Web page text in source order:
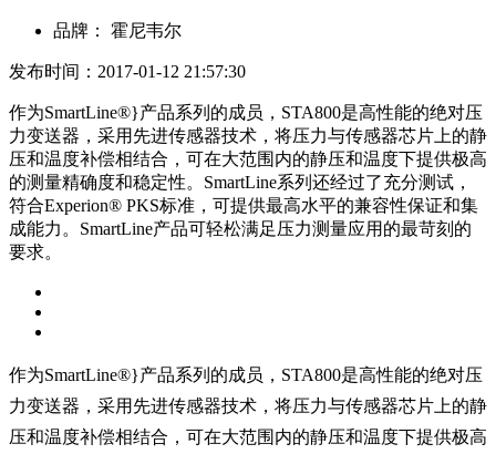
品牌： 霍尼韦尔
发布时间：2017-01-12 21:57:30
作为SmartLine®}产品系列的成员，STA800是高性能的绝对压
力变送器，采用先进传感器技术，将压力与传感器芯片上的静
压和温度补偿相结合，可在大范围内的静压和温度下提供极高
的测量精确度和稳定性。SmartLine系列还经过了充分测试，
符合Experion® PKS标准，可提供最高水平的兼容性保证和集
成能力。SmartLine产品可轻松满足压力测量应用的最苛刻的
要求。
作为SmartLine®}产品系列的成员，STA800是高性能的绝对压
力变送器，采用先进传感器技术，将压力与传感器芯片上的静
压和温度补偿相结合，可在大范围内的静压和温度下提供极高